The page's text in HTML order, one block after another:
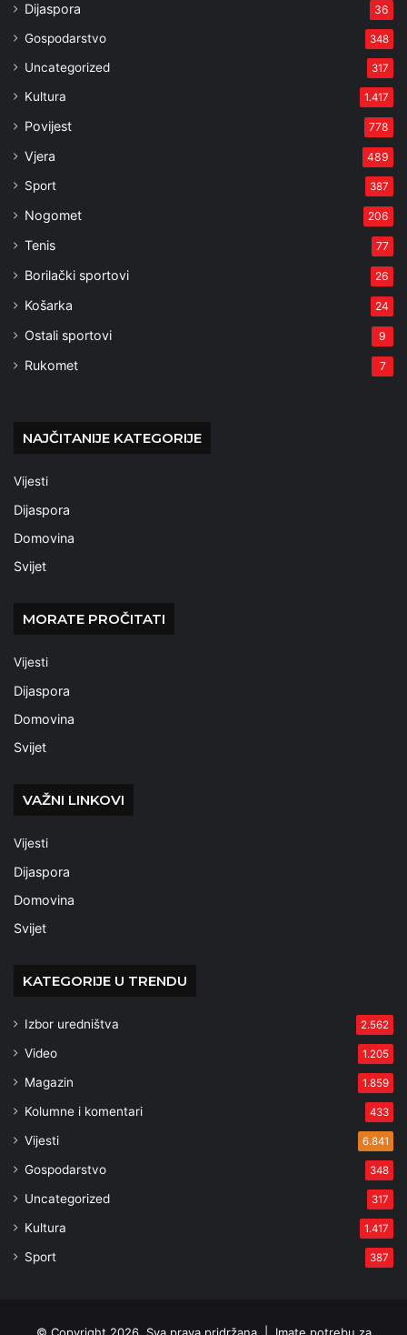
Dijaspora 36
Gospodarstvo 348
Uncategorized 317
Kultura 1.417
Povijest 778
Vjera 489
Sport 387
Nogomet 206
Tenis 77
Borilački sportovi 26
Košarka 24
Ostali sportovi 9
Rukomet 7
NAJČITANIJE KATEGORIJE
Vijesti
Dijaspora
Domovina
Svijet
MORATE PROČITATI
Vijesti
Dijaspora
Domovina
Svijet
VAŽNI LINKOVI
Vijesti
Dijaspora
Domovina
Svijet
KATEGORIJE U TRENDU
Izbor uredništva 2.562
Video 1.205
Magazin 1.859
Kolumne i komentari 433
Vijesti 6.841
Gospodarstvo 348
Uncategorized 317
Kultura 1.417
Sport 387